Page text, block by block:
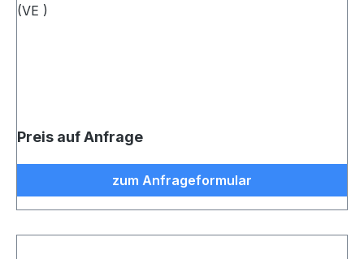
(VE )
Preis auf Anfrage
zum Anfrageformular